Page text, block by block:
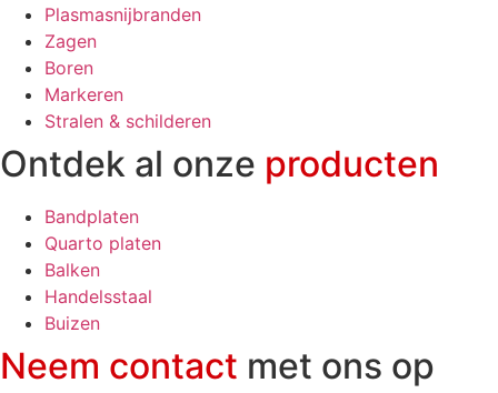
Plasmasnijbranden
Zagen
Boren
Markeren
Stralen & schilderen
Ontdek al onze producten
Bandplaten
Quarto platen
Balken
Handelsstaal
Buizen
Neem contact met ons op